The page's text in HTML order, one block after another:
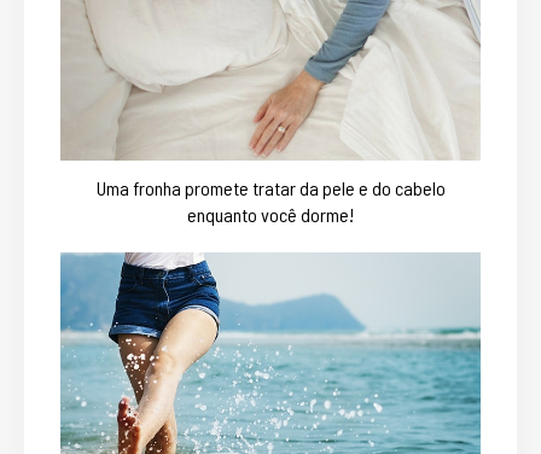
Uma fronha promete tratar da pele e do cabelo
enquanto você dorme!